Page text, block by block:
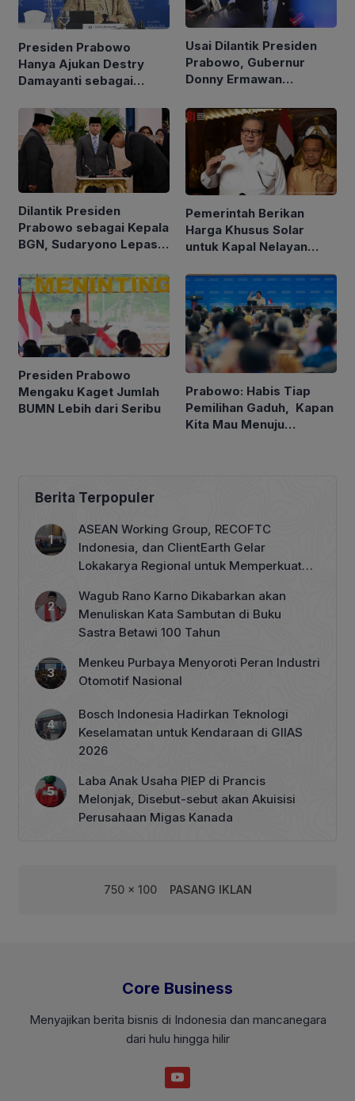
Presiden Prabowo
Hanya Ajukan Destry
Damayanti sebagai
Usai Dilantik Presiden
Prabowo, Gubernur
Donny Ermawan
Pembentukan URI
Dilantik Presiden
Prabowo sebagai Kepala
BGN, Sudaryono Lepas
Pemerintah Berikan
Harga Khusus Solar
untuk Kapal Nelayan
GT
Presiden Prabowo
Mengaku Kaget Jumlah
BUMN Lebih dari Seribu
Prabowo: Habis Tiap
Pemilihan Gaduh, Kapan
Kita Mau Menuju
Berita Terpopuler
ASEAN Working Group, RECOFTC
Indonesia, dan ClientEarth Gelar
Lokakarya Regional untuk Memperkuat
Wagub Rano Karno Dikabarkan akan
Menuliskan Kata Sambutan di Buku
Sastra Betawi 100 Tahun
Menkeu Purbaya Menyoroti Peran Industri
Otomotif Nasional
Bosch Indonesia Hadirkan Teknologi
Keselamatan untuk Kendaraan di GIIAS
2026
Laba Anak Usaha PIEP di Prancis
Melonjak, Disebut-sebut akan Akuisisi
Perusahaan Migas Kanada
750 x 100 PASANG IKLAN
Core Business
Menyajikan berita bisnis di Indonesia dan mancanegara
dari hulu hingga hilir